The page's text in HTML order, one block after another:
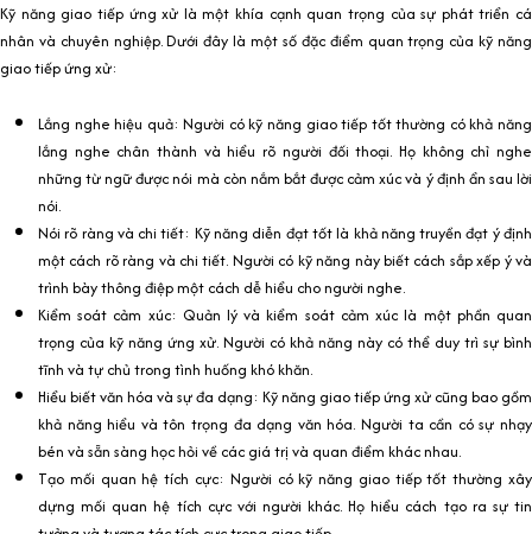
Kỹ năng giao tiếp ứng xử là một khía cạnh quan trọng của sự phát triển cá
nhân và chuyên nghiệp. Dưới đây là một số đặc điểm quan trọng của kỹ năng
giao tiếp ứng xử:
Lắng nghe hiệu quả: Người có kỹ năng giao tiếp tốt thường có khả năng
lắng nghe chân thành và hiểu rõ người đối thoại. Họ không chỉ nghe
những từ ngữ được nói mà còn nắm bắt được cảm xúc và ý định ẩn sau lời
nói.
Nói rõ ràng và chi tiết: Kỹ năng diễn đạt tốt là khả năng truyền đạt ý định
một cách rõ ràng và chi tiết. Người có kỹ năng này biết cách sắp xếp ý và
trình bày thông điệp một cách dễ hiểu cho người nghe.
Kiểm soát cảm xúc: Quản lý và kiểm soát cảm xúc là một phần quan
trọng của kỹ năng ứng xử. Người có khả năng này có thể duy trì sự bình
tĩnh và tự chủ trong tình huống khó khăn.
Hiểu biết văn hóa và sự đa dạng: Kỹ năng giao tiếp ứng xử cũng bao gồm
khả năng hiểu và tôn trọng đa dạng văn hóa. Người ta cần có sự nhạy
bén và sẵn sàng học hỏi về các giá trị và quan điểm khác nhau.
Tạo mối quan hệ tích cực: Người có kỹ năng giao tiếp tốt thường xây
dựng mối quan hệ tích cực với người khác. Họ hiểu cách tạo ra sự tin